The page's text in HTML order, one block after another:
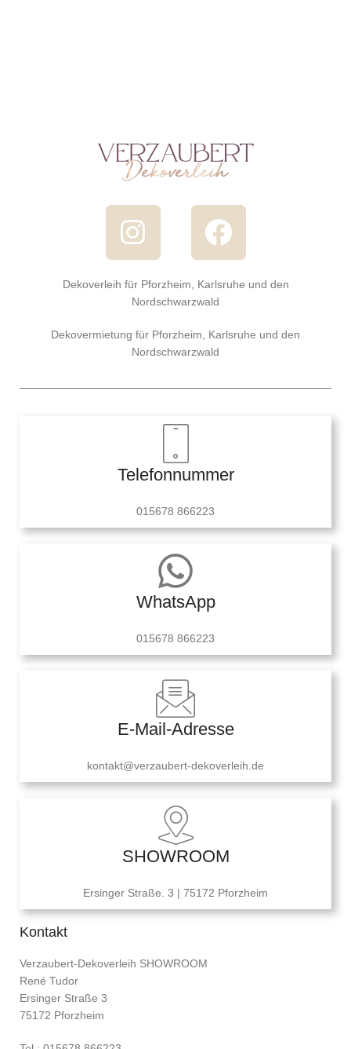
Dekoverleih für Pforzheim, Karlsruhe und den
Nordschwarzwald
Dekovermietung für Pforzheim, Karlsruhe und den
Nordschwarzwald
Telefonnummer
015678 866223
WhatsApp
015678 866223
E-Mail-Adresse
kontakt@verzaubert-dekoverleih.de
SHOWROOM
Ersinger Straße. 3 | 75172 Pforzheim
Kontakt
Verzaubert-Dekoverleih SHOWROOM
René Tudor
Ersinger Straße 3
75172 Pforzheim